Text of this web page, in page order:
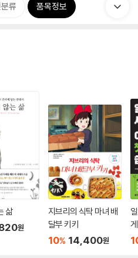
류 품목정보
삶
원
지브리의 식탁 마녀 배
달부 키키
10% 14,400원